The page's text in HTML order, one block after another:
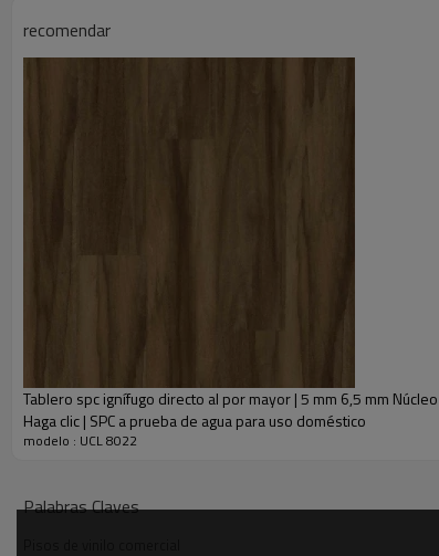
• El nuevo revestimiento de superficie Scratch Protect es lo
recomendar
Tablero spc ignífugo directo al por mayor | 5 mm 6,5 mm
Haga clic | SPC a prueba de agua para uso doméstico
modelo : UCL 8022
Palabras Claves